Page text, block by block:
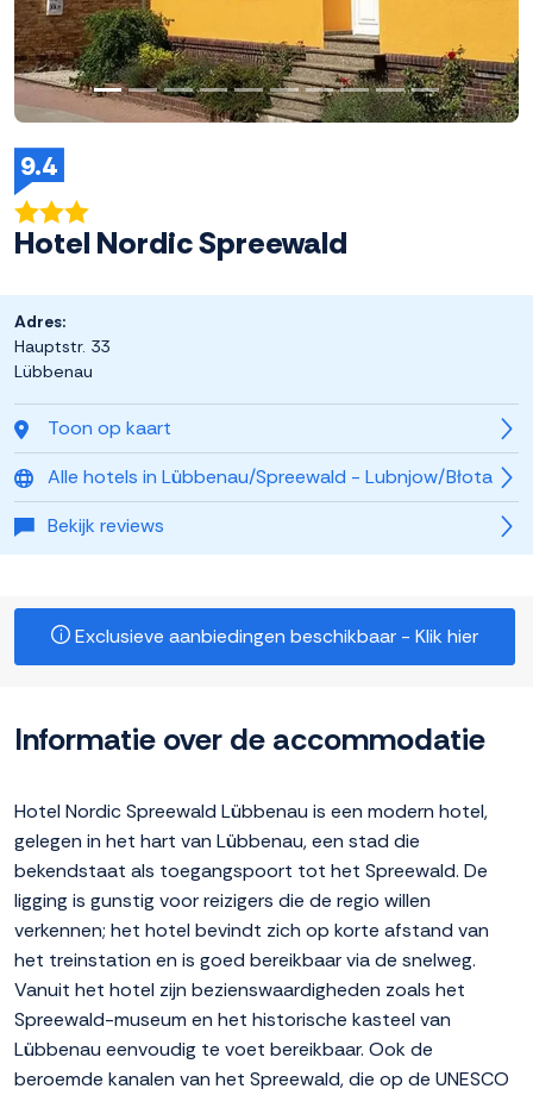
9.4
Hotel Nordic Spreewald
Toon op kaart
Alle hotels in Lübbenau/Spreewald - Lubnjow/Błota
Bekijk reviews
Adres:
Hauptstr. 33
Lübbenau
Exclusieve aanbiedingen beschikbaar - Klik hier
Informatie over de accommodatie
Hotel Nordic Spreewald Lübbenau is een modern hotel,
gelegen in het hart van Lübbenau, een stad die
bekendstaat als toegangspoort tot het Spreewald. De
ligging is gunstig voor reizigers die de regio willen
verkennen; het hotel bevindt zich op korte afstand van
het treinstation en is goed bereikbaar via de snelweg.
Vanuit het hotel zijn bezienswaardigheden zoals het
Spreewald-museum en het historische kasteel van
Lübbenau eenvoudig te voet bereikbaar. Ook de
beroemde kanalen van het Spreewald, die op de UNESCO